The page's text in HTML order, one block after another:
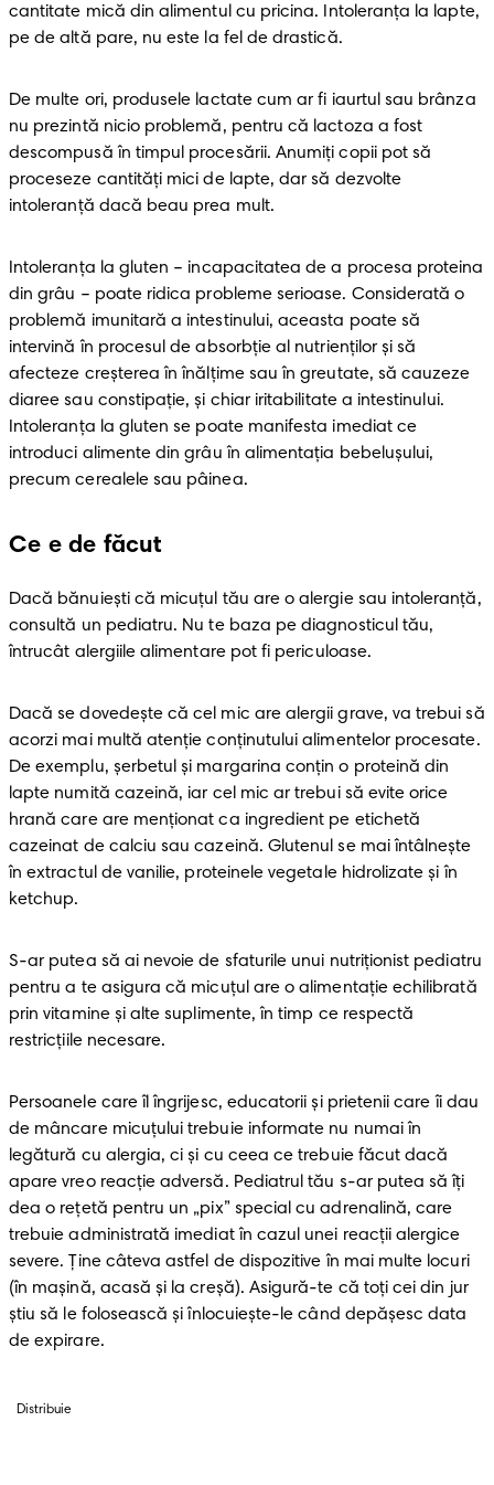
cantitate mică din alimentul cu pricina. Intoleranța la lapte,
pe de altă pare, nu este la fel de drastică.
De multe ori, produsele lactate cum ar fi iaurtul sau brânza
nu prezintă nicio problemă, pentru că lactoza a fost
descompusă în timpul procesării. Anumiți copii pot să
proceseze cantități mici de lapte, dar să dezvolte
intoleranță dacă beau prea mult.
Intoleranța la gluten – incapacitatea de a procesa proteina
din grâu – poate ridica probleme serioase. Considerată o
problemă imunitară a intestinului, aceasta poate să
intervină în procesul de absorbție al nutrienților și să
afecteze creșterea în înălțime sau în greutate, să cauzeze
diaree sau constipație, şi chiar iritabilitate a intestinului.
Intoleranța la gluten se poate manifesta imediat ce
introduci alimente din grâu în alimentația bebelușului,
precum cerealele sau pâinea.
Ce e de făcut
Dacă bănuiești că micuțul tău are o alergie sau intoleranță,
consultă un pediatru. Nu te baza pe diagnosticul tău,
întrucât alergiile alimentare pot fi periculoase.
Dacă se dovedește că cel mic are alergii grave, va trebui să
acorzi mai multă atenție conținutului alimentelor procesate.
De exemplu, șerbetul și margarina conțin o proteină din
lapte numită cazeină, iar cel mic ar trebui să evite orice
hrană care are menţionat ca ingredient pe etichetă
cazeinat de calciu sau cazeină. Glutenul se mai întâlnește
în extractul de vanilie, proteinele vegetale hidrolizate și în
ketchup.
S-ar putea să ai nevoie de sfaturile unui nutriționist pediatru
pentru a te asigura că micuțul are o alimentație echilibrată
prin vitamine și alte suplimente, în timp ce respectă
restricțiile necesare.
Persoanele care îl îngrijesc, educatorii și prietenii care îi dau
de mâncare micuțului trebuie informate nu numai în
legătură cu alergia, ci și cu ceea ce trebuie făcut dacă
apare vreo reacție adversă. Pediatrul tău s-ar putea să îți
dea o rețetă pentru un „pix” special cu adrenalină, care
trebuie administrată imediat în cazul unei reacții alergice
severe. Ține câteva astfel de dispozitive în mai multe locuri
(în mașină, acasă și la creșă). Asigură-te că toți cei din jur
știu să le folosească și înlocuiește-le când depăşesc data
de expirare.
Distribuie